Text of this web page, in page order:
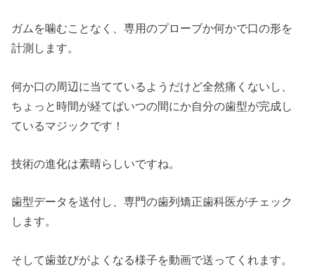
ガムを噛むことなく、専用のプローブか何かで口の形を
計測します。
何か口の周辺に当てているようだけど全然痛くないし、
ちょっと時間が経てばいつの間にか自分の歯型が完成し
ているマジックです！
技術の進化は素晴らしいですね。
歯型データを送付し、専門の歯列矯正歯科医がチェック
します。
そして歯並びがよくなる様子を動画で送ってくれます。